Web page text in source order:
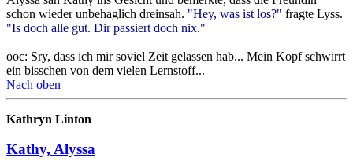
schon wieder unbehaglich dreinsah. "Hey, was ist los?" fragte Lyss.
"Is doch alle gut. Dir passiert doch nix."
ooc: Sry, dass ich mir soviel Zeit gelassen hab... Mein Kopf schwirrt
ein bisschen von dem vielen Lernstoff...
Nach oben
Kathryn Linton
Kathy, Alyssa